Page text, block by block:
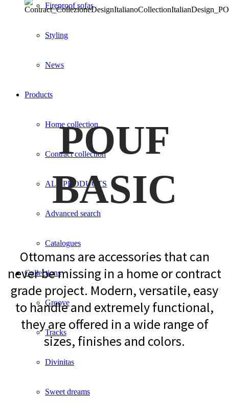
Fireproof sofas
Styling
News
Products
Home collection
Contract collection
ALL PRODUCTS
Advanced search
Catalogues
Collections
Groove
Tracks
Divinitas
Sweet dreams
POUF
BASIC
Ottomans are accessories that can
never be missing in a home or contract
grade project. Modern, versatile, easy
to handle and extremely functional,
they are offered in a wide range of
sizes, finishes and colors.